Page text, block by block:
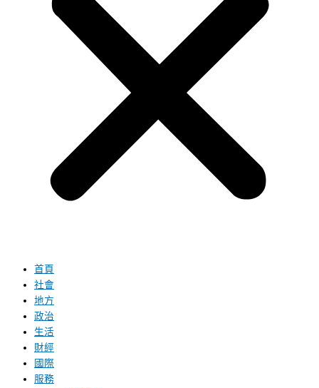
首頁
社會
地方
政治
生活
財經
國際
服務